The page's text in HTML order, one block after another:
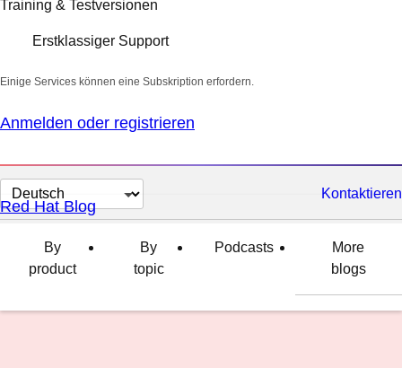
Training & Testversionen
Erstklassiger Support
Einige Services können eine Subskription erfordern.
Anmelden oder registrieren
Sprache
auswählen
Kontaktieren
Red Hat Blog
By
product
By
topic
Podcasts
More
blogs